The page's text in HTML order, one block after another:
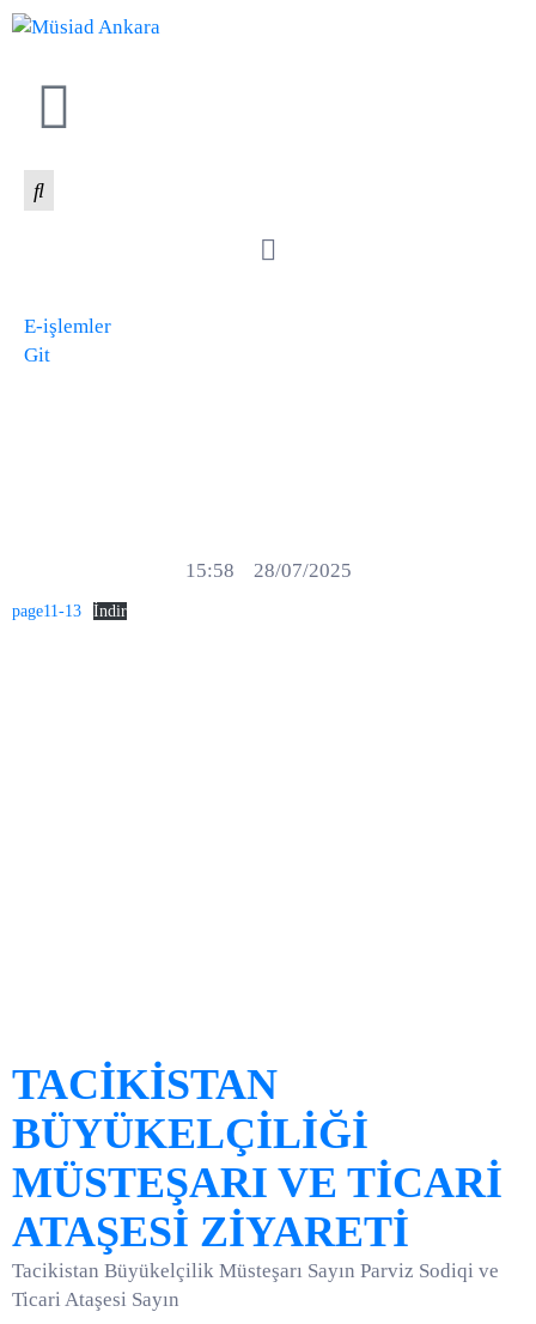
E-işlemler
Git
15:58 28/07/2025
page11-13 İndir
TACİKİSTAN
BÜYÜKELÇİLİĞİ
MÜSTEŞARI VE TİCARİ
ATAŞESİ ZİYARETİ
Tacikistan Büyükelçilik Müsteşarı Sayın Parviz Sodiqi ve
Ticari Ataşesi Sayın